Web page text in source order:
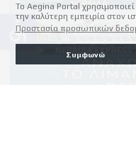
Το Aegina Portal χρησιμοποιεί
την καλύτερη εμπειρία στον
Προστασία προσωπικών
Συμφωνώ
accessible